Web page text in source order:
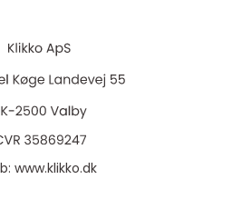
www.klikko.dk